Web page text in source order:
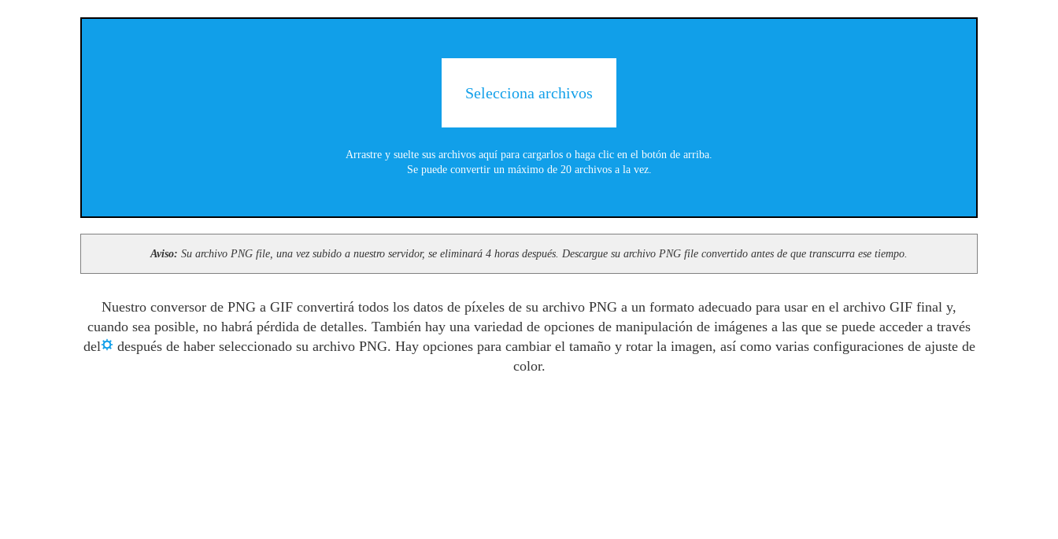
Selecciona archivos
Arrastre y suelte sus archivos aquí para cargarlos o haga clic en el botón de arriba.
Se puede convertir un máximo de 20 archivos a la vez.
Aviso: Su archivo PNG file, una vez subido a nuestro servidor, se eliminará 4 horas después. Descargue su archivo PNG file convertido antes de que transcurra ese tiempo.
Nuestro conversor de PNG a GIF convertirá todos los datos de píxeles de su archivo PNG a un formato adecuado para usar en el archivo GIF final y,
cuando sea posible, no habrá pérdida de detalles. También hay una variedad de opciones de manipulación de imágenes a las que se puede acceder a través
del
después de haber seleccionado su archivo PNG. Hay opciones para cambiar el tamaño y rotar la imagen, así como varias configuraciones de ajuste de
color.